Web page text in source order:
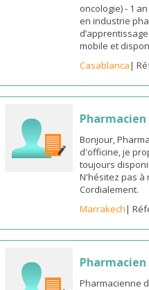
oncologie) - 1
en industrie
mobile et
Casablanca|
Bonjour,
d'officine, je
toujours
N'hésitez pas à
Cordialement.
Marrakech|
Pharmacienne